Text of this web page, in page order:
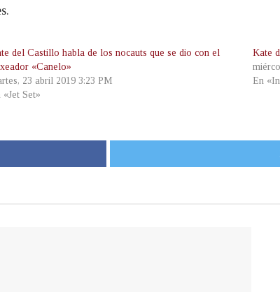
del Castillo habla de los nocauts que se dio con el
«Canelo»
23 abril 2019 3:23 PM
«Jet Set»
Kate
En